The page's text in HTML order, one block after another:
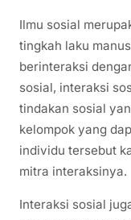
Ilmu sosial
tingkah laku
berinteraksi
sosial, interaksi
tindakan sosial
kelompok yang
individu tersebut
mitra interaksinya.
Interaksi sosial